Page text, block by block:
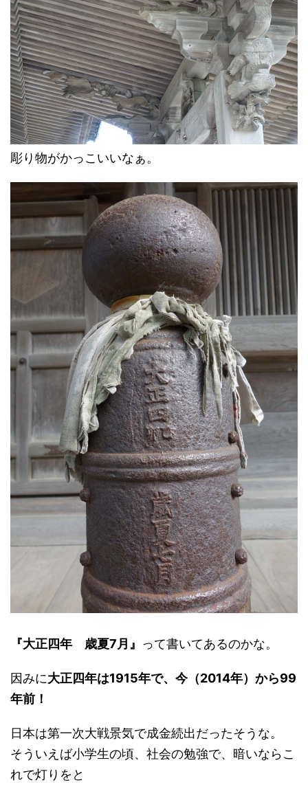
彫り物がかっこいいなぁ。
『大正四年 歳夏7月』 って書いてあるのかな。
因みに大正四年は1915年で、今（2014年）から99
年前！
日本は第一次大戦景気で成金続出だったそうな。
そういえば小学生の頃、社会の勉強で、暗いならこ
れで灯りをと